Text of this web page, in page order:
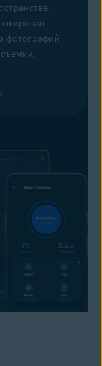
фотографий